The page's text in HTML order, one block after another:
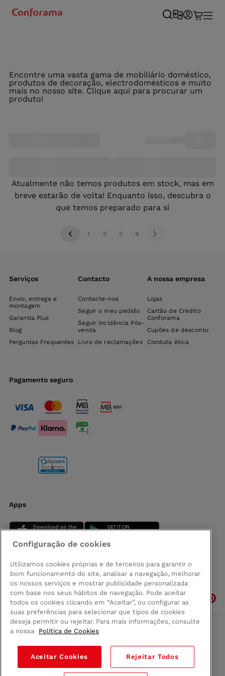
Encontre uma vasta gama de mobiliário doméstico,
produtos de decoração, electrodomésticos e muito
mais no nosso site. Clique aqui para procurar um
produto!
Atualmente não temos produtos em stock, mas em
breve estarão de volta! Enquanto isso, descubra o
que temos preparado para si
1 2 3 4
Serviços
Envio, entrega e
montagem
Garantia Plus
Blog
Perguntas Frequentes
Contacto
Contacte-nos
Seguir o meu pedido
Seguir incidência Pós-
venda
Livro de reclamações
A nossa empresa
Lojas
Cartão de Crédito
Conforama
Cupões de desconto
Conduta ética
Pagamento seguro
Apps
Siga-nos
Comprar na Madeira
Política de privacidad
Termos e Condições
Configuração de cookies
Utilizamos cookies próprias e de terceiros para garantir o
bom funcionamento do site, analisar a navegação, melhorar
os nossos serviços e mostrar publicidade personalizada
com base nos seus hábitos de navegação. Pode aceitar
todos os cookies clicando em “Aceitar”, ou configurar as
suas preferências para selecionar que tipos de cookies
deseja permitir ou rejeitar. Para mais informações, consulte
a nossa
Política de Cookies
Aceitar Cookies Rejeitar Todos